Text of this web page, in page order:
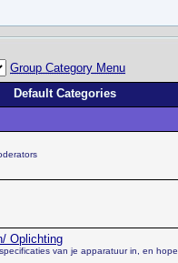
Group Category Menu
Default Categories
Oplichting
van je apparatuur in, en